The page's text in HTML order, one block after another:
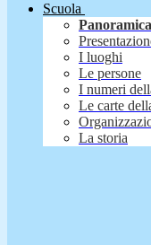
Scuola
Panoramica
I luoghi
Le persone
I numeri
Le carte
La storia